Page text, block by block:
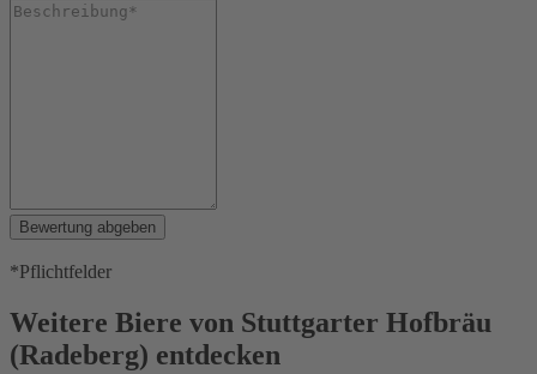
Bewertung abgeben
*Pflichtfelder
Weitere Biere von Stuttgarter Hofbräu
(Radeberg) entdecken